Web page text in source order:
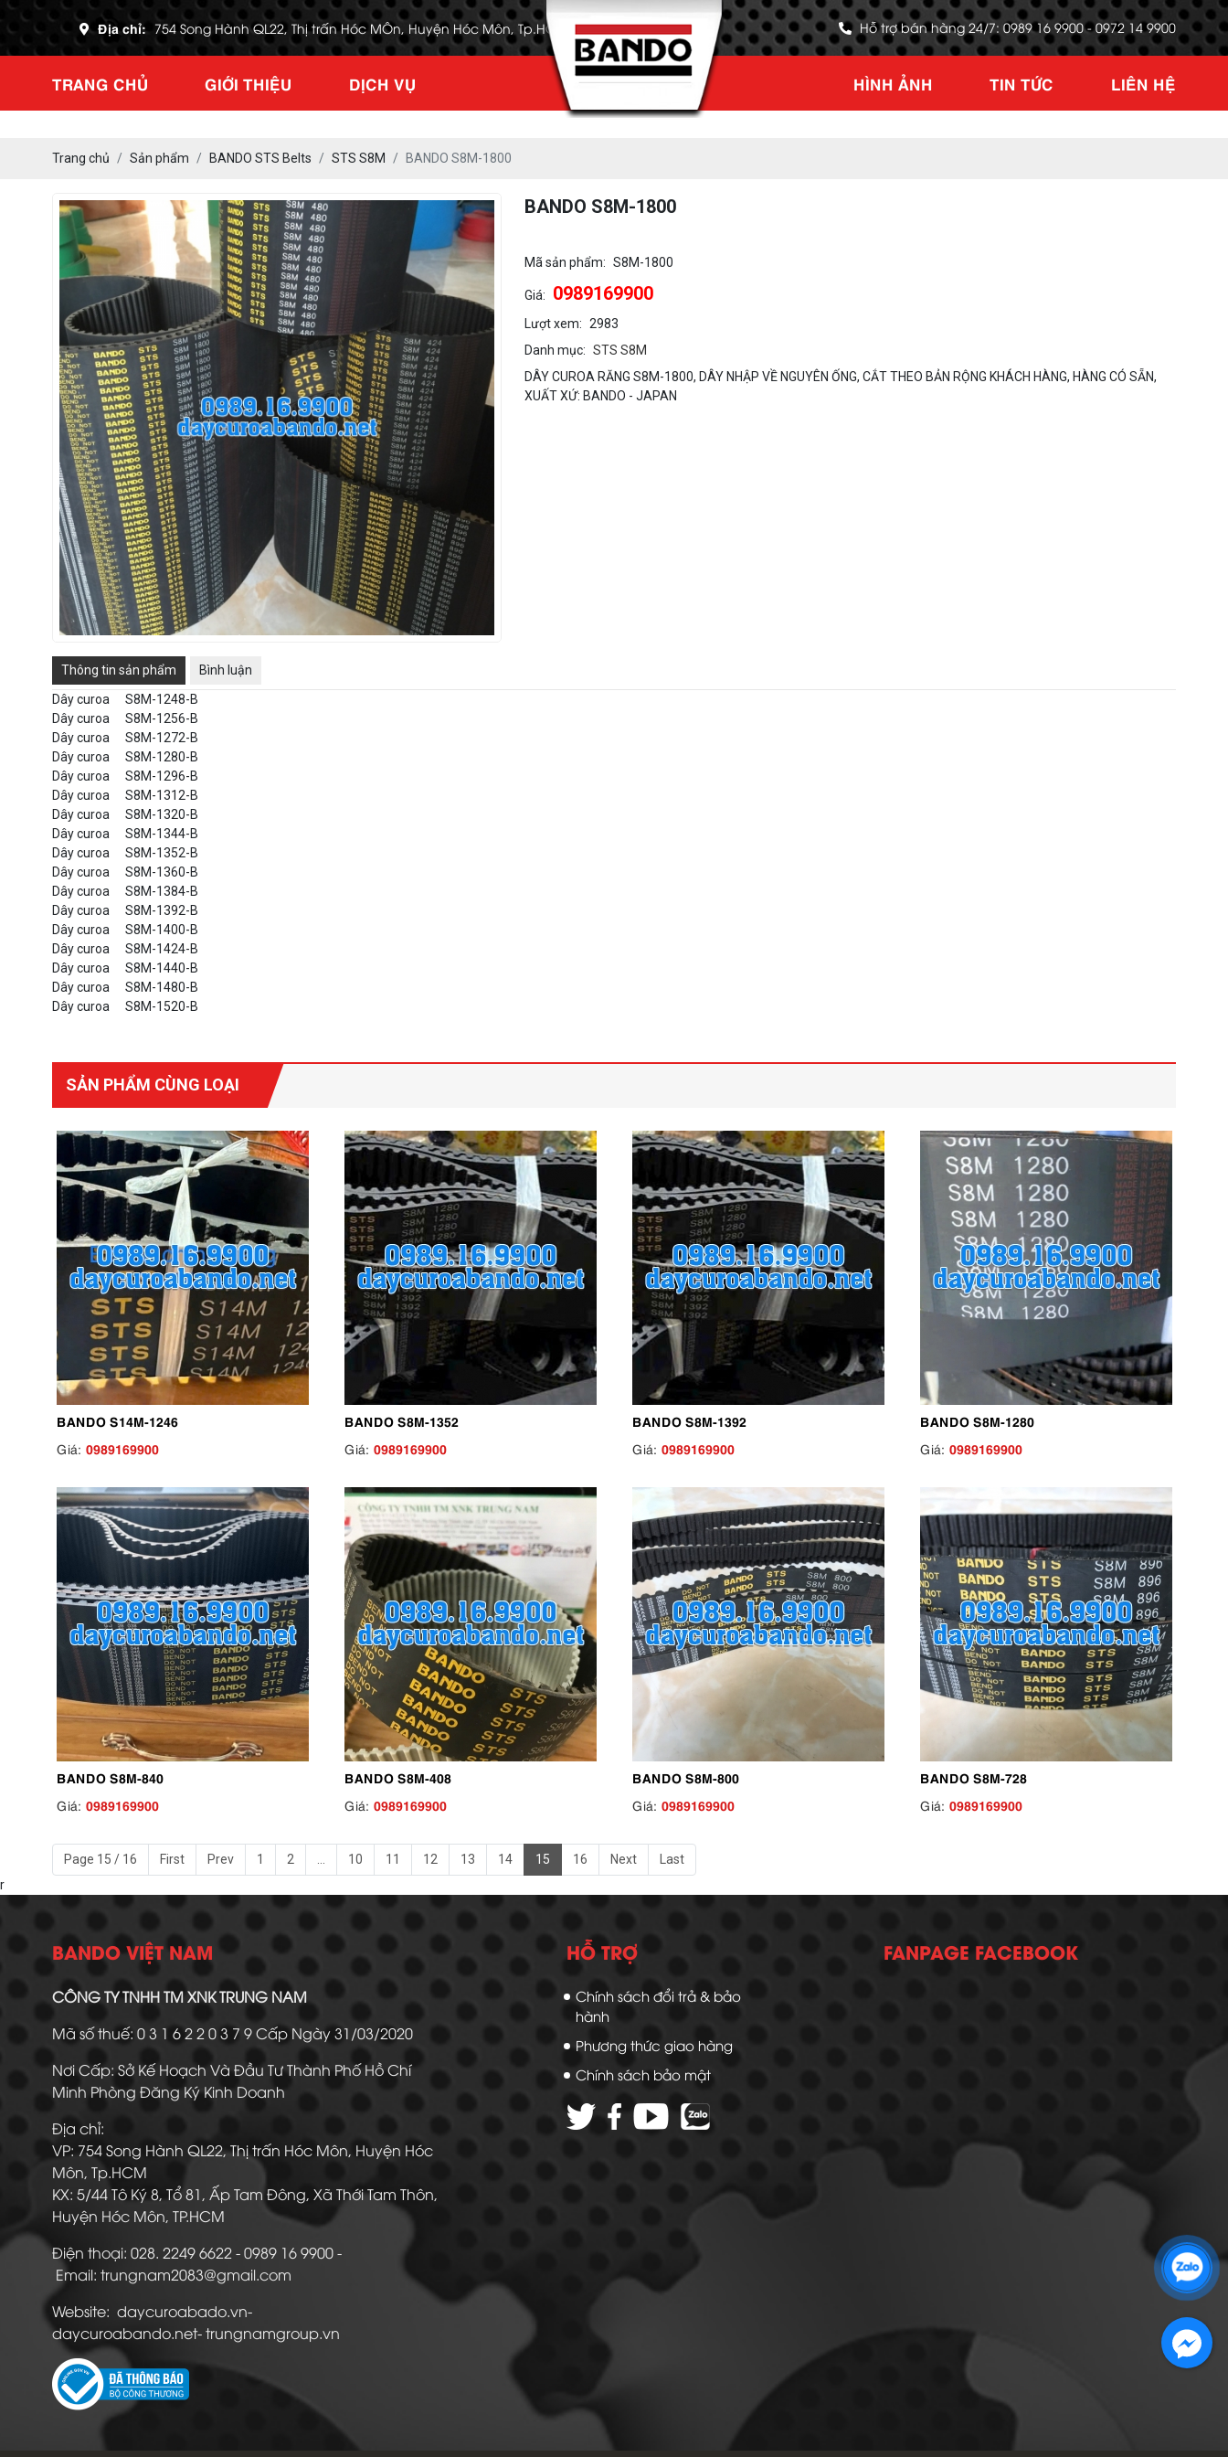
Địa chỉ: 754 Song Hành QL22, Thị trấn Hóc MÔn, Huyện Hóc Môn, Tp.HCM Hỗ trợ bán hàng 24/7: 0989 16 9900 - 0972 14 9900
TRANG CHỦ GIỚI THIỆU DỊCH VỤ HÌNH ẢNH TIN TỨC LIÊN HỆ
Trang chủ Sản phẩm BANDO STS Belts STS S8M BANDO S8M-1800
BANDO S8M-1800
Mã sản phẩm: S8M-1800
Giá: 0989169900
Lượt xem: 2983
Danh mục: STS S8M
DÂY CUROA RĂNG S8M-1800, DÂY NHẬP VỀ NGUYÊN ỐNG, CẮT THEO BẢN RỘNG KHÁCH HÀNG, HÀNG CÓ SẴN,
XUẤT XỨ: BANDO - JAPAN
Thông tin sản phẩm
Bình luận
Dây curoa
S8M-1248-B
Dây curoa
S8M-1256-B
Dây curoa
S8M-1272-B
Dây curoa
S8M-1280-B
Dây curoa
S8M-1296-B
Dây curoa
S8M-1312-B
Dây curoa
S8M-1320-B
Dây curoa
S8M-1344-B
Dây curoa
S8M-1352-B
Dây curoa
S8M-1360-B
Dây curoa
S8M-1384-B
Dây curoa
S8M-1392-B
Dây curoa
S8M-1400-B
Dây curoa
S8M-1424-B
Dây curoa
S8M-1440-B
Dây curoa
S8M-1480-B
Dây curoa
S8M-1520-B
SẢN PHẨM CÙNG LOẠI
BANDO S14M-1246
Giá: 0989169900
BANDO S8M-1352
Giá: 0989169900
BANDO S8M-1392
Giá: 0989169900
BANDO S8M-1280
Giá: 0989169900
BANDO S8M-840
Giá: 0989169900
BANDO S8M-408
Giá: 0989169900
BANDO S8M-800
Giá: 0989169900
BANDO S8M-728
Giá: 0989169900
Page 15 / 16 First Prev 1 2 10 11 12 13 14 15 16 Next
Last
r
BANDO VIỆT NAM
CÔNG TY TNHH TM XNK TRUNG NAM
Mã số thuế: 0 3 1 6 2 2 0 3 7 9 Cấp Ngày 31/03/2020
Nơi Cấp: Sở Kế Hoạch Và Đầu Tư Thành Phố Hồ Chí
Minh Phòng Đăng Ký Kinh Doanh
Địa chỉ:
VP: 754 Song Hành QL22, Thị trấn Hóc Môn, Huyện Hóc
Môn, Tp.HCM
KX: 5/44 Tô Ký 8, Tổ 81, Ấp Tam Đông, Xã Thới Tam Thôn,
Huyện Hóc Môn, TP.HCM
Điện thoại: 028. 2249 6622 - 0989 16 9900 -
Email: trungnam2083@gmail.com
Website: daycuroabado.vn-
daycuroabando.net- trungnamgroup.vn
HỖ TRỢ
Chính sách đổi trả & bảo
hành
Phương thức giao hàng
Chính sách bảo mật
FANPAGE FACEBOOK
Zalo 2: 0972 14 9900